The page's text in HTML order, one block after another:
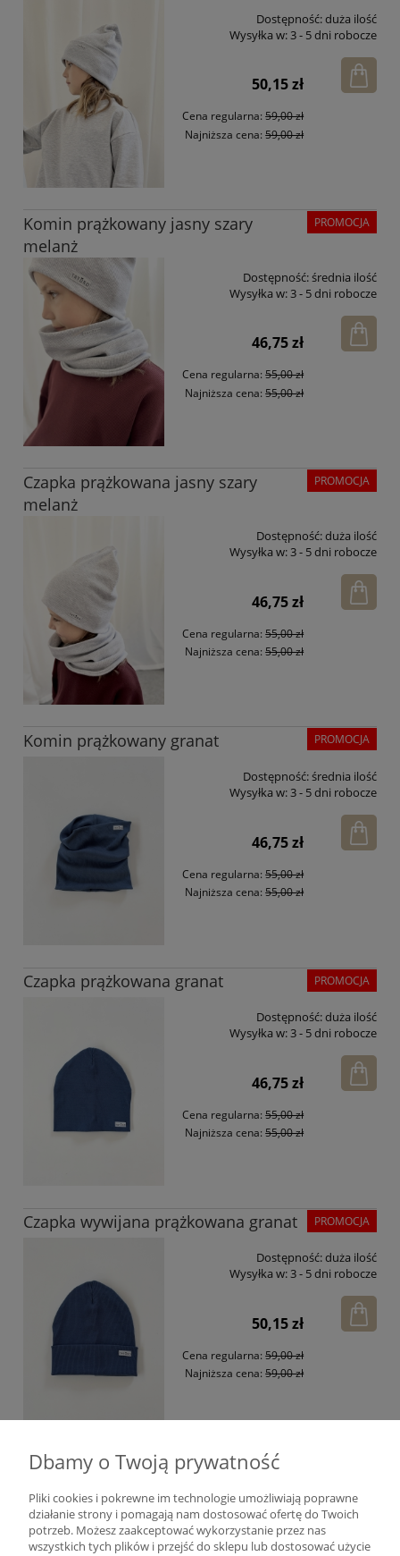
Dostępność:duża ilość
Wysyłka w:3 - 5 dni robocze
50,15 zł
Cena regularna:59,00 zł
Najniższa cena:59,00 zł
Komin prążkowany jasny szary
melanż
Dostępność:średnia ilość
Wysyłka w:3 - 5 dni robocze
46,75 zł
Cena regularna:55,00 zł
Najniższa cena:55,00 zł
PROMOCJA
Czapka prążkowana jasny szary
melanż
Dostępność:duża ilość
Wysyłka w:3 - 5 dni robocze
46,75 zł
Cena regularna:55,00 zł
Najniższa cena:55,00 zł
PROMOCJA
Komin prążkowany granat
Dostępność:średnia ilość
Wysyłka w:3 - 5 dni robocze
46,75 zł
Cena regularna:55,00 zł
Najniższa cena:55,00 zł
PROMOCJA
Czapka prążkowana granat
Dostępność:duża ilość
Wysyłka w:3 - 5 dni robocze
46,75 zł
Cena regularna:55,00 zł
Najniższa cena:55,00 zł
PROMOCJA
Czapka wywijana prążkowana granat
Dostępność:duża ilość
Wysyłka w:3 - 5 dni robocze
50,15 zł
Cena regularna:59,00 zł
Najniższa cena:59,00 zł
PROMOCJA
Czapka prążek z uszkami granat
Dostępność: duża ilość
Wysyłka w: 3 - 5 dni robocze
Dbamy o Twoją prywatność
Pliki cookies i pokrewne im technologie umożliwiają poprawne
działanie strony i pomagają nam dostosować ofertę do Twoich
potrzeb. Możesz zaakceptować wykorzystanie przez nas
wszystkich tych plików i przejść do sklepu lub dostosować użycie